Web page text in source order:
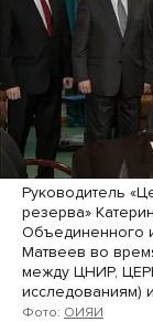
Руководитель
резерва»
Объединенного
Матвеев во
между ЦНИР,
исследованиям)
Фото: ОИЯИ